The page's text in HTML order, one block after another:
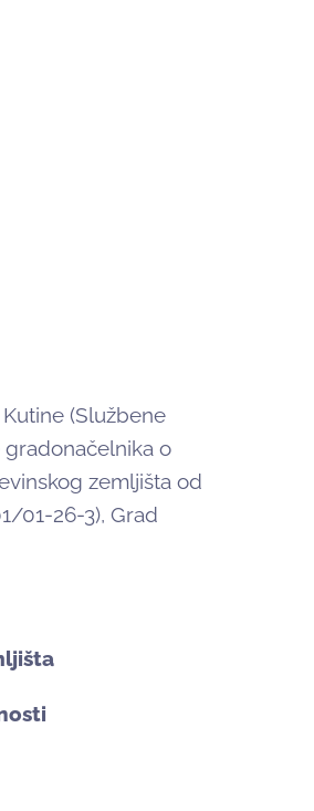
(Službene
gradonačelnika o
zemljišta od
01-26-3), Grad